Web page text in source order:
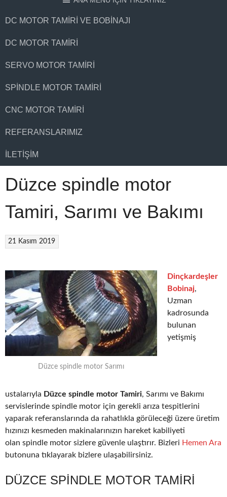
DC MOTOR TAMIRI VE BOBINAJI
DC MOTOR TAMIRI
SERVO MOTOR TAMIRI
SPINDLE MOTOR TAMIRI
CNC MOTOR TAMIRI
REFERANSLARIMIZ
İLETIŞIM
Düzce spindle motor
Tamiri, Sarımı ve Bakımı
21 Kasım 2019
Düzce spindle motor Sarımı
Dinçkardeşler
Bobinaj,
Uzman
kadrosunda
bulunan
yetişmiş
ustalarıyla Düzce spindle motor Tamiri, Sarımı ve Bakımı
servislerinde spindle motor için gerekli arıza tespitlerini
yaparak referanslarında da rahatlıkla görüleceği üzere üretim
hızınızı kesmeden makinalarınızın hareket kabiliyeti
olan spindle motor sizlere güvenle ulaştırır. Bizleri Hemen Ara
butonuna tıklayarak bizlere ulaşabilirsiniz.
DÜZCE SPINDLE MOTOR TAMIRI